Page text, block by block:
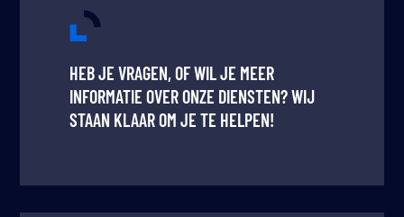
HEB JE VRAGEN, OF WIL JE MEER
INFORMATIE OVER ONZE DIENSTEN? WIJ
STAAN KLAAR OM JE TE HELPEN!